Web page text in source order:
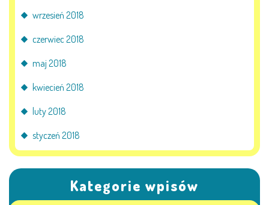
wrzesień 2018
czerwiec 2018
maj 2018
kwiecień 2018
luty 2018
styczeń 2018
Kategorie wpisów